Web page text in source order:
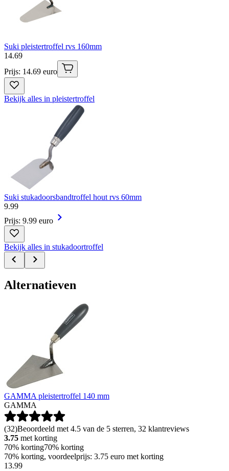
Suki pleistertroffel rvs 160mm
14.69
Prijs: 14.69 euro
Bekijk alles in pleistertroffel
Suki stukadoorsbandtroffel hout rvs 60mm
9.99
Prijs: 9.99 euro
Bekijk alles in stukadoortroffel
Alternatieven
GAMMA pleistertroffel 140 mm
GAMMA
(32)Beoordeeld met 4.5 van de 5 sterren, 32 klantreviews
3.75 met korting
70% korting70% korting
70% korting, voordeelprijs: 3.75 euro met korting
13.99